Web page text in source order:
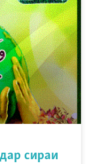
сираи